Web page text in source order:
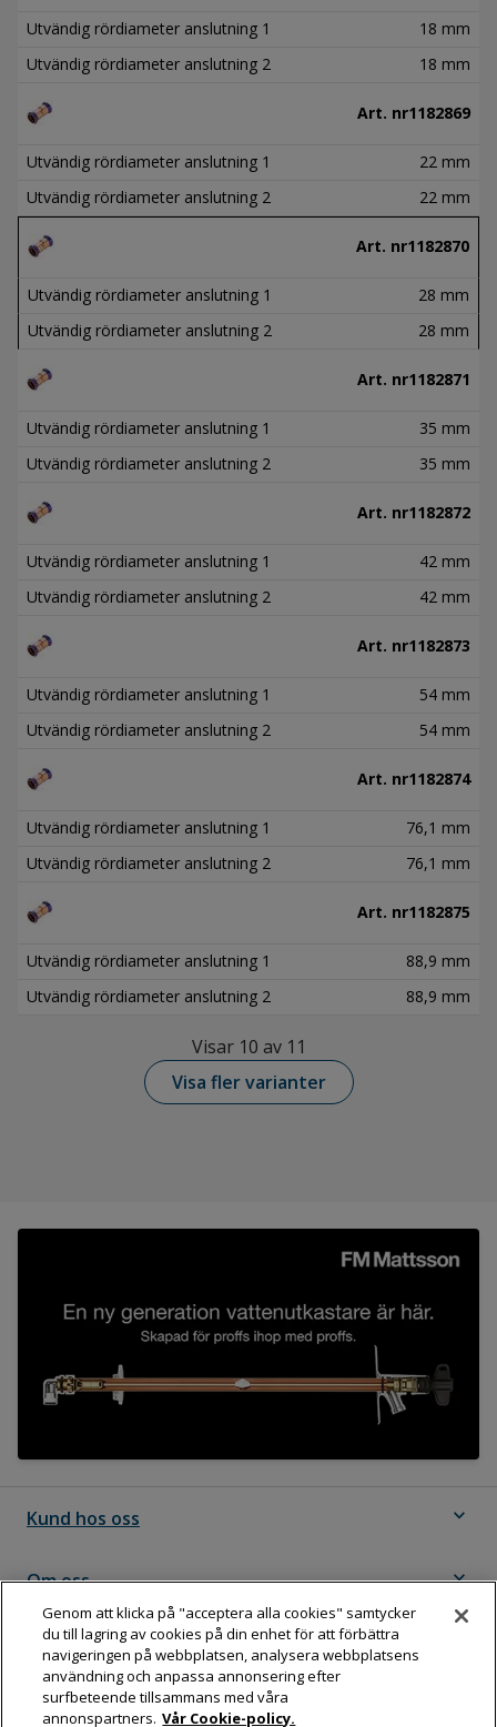
Utvändig rördiameter anslutning 1
18 mm
Utvändig rördiameter anslutning 2
18 mm
Art. nr1182869
Utvändig rördiameter anslutning 1
22 mm
Utvändig rördiameter anslutning 2
22 mm
Art. nr1182870
Utvändig rördiameter anslutning 1
28 mm
Utvändig rördiameter anslutning 2
28 mm
Art. nr1182871
Utvändig rördiameter anslutning 1
35 mm
Utvändig rördiameter anslutning 2
35 mm
Art. nr1182872
Utvändig rördiameter anslutning 1
42 mm
Utvändig rördiameter anslutning 2
42 mm
Art. nr1182873
Utvändig rördiameter anslutning 1
54 mm
Utvändig rördiameter anslutning 2
54 mm
Art. nr1182874
Utvändig rördiameter anslutning 1
76,1 mm
Utvändig rördiameter anslutning 2
76,1 mm
Art. nr1182875
Utvändig rördiameter anslutning 1
88,9 mm
Utvändig rördiameter anslutning 2
88,9 mm
Visar 10 av 11
Visa fler varianter
Kund hos oss expand_more
Om oss expand_more
Följ Dahl
Genom att klicka på "acceptera alla cookies" samtycker
du till lagring av cookies på din enhet för att förbättra
navigeringen på webbplatsen, analysera webbplatsens
användning och anpassa annonsering efter
surfbeteende tillsammans med våra
annonspartners. Vår Cookie-policy.